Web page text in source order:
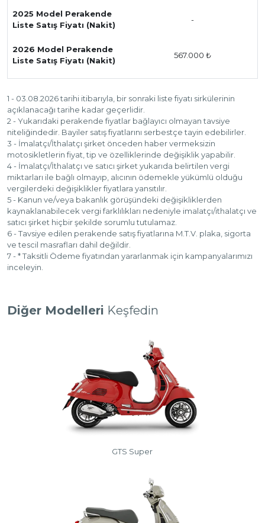
2025 Model Perakende
Liste Satış Fiyatı (Nakit)
-
2026 Model Perakende
Liste Satış Fiyatı (Nakit)
567.000 ₺
1 - 03.08.2026 tarihi itibarıyla, bir sonraki liste fiyatı sirkülerinin
açıklanacağı tarihe kadar geçerlidir.
2 - Yukarıdaki perakende fiyatlar bağlayıcı olmayan tavsiye
niteliğindedir. Bayiler satış fiyatlarını serbestçe tayin edebilirler.
3 - İmalatçı/İthalatçı şirket önceden haber vermeksizin
motosikletlerin fiyat, tip ve özelliklerinde değişiklik yapabilir.
4 - İmalatçı/İthalatçı ve satıcı şirket yukarıda belirtilen vergi
miktarları ile bağlı olmayıp, alıcının ödemekle yükümlü olduğu
vergilerdeki değişiklikler fiyatlara yansıtılır.
5 - Kanun ve/veya bakanlık görüşündeki değişikliklerden
kaynaklanabilecek vergi farklılıkları nedeniyle imalatçı/ithalatçı ve
satıcı şirket hiçbir şekilde sorumlu tutulamaz.
6 - Tavsiye edilen perakende satış fiyatlarına M.T.V. plaka, sigorta
ve tescil masrafları dahil değildir.
7 - * Taksitli Ödeme fiyatından yararlanmak için kampanyalarımızı
inceleyin.
Diğer Modelleri Keşfedin
GTS Super